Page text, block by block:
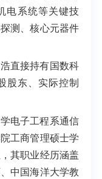
电系统等关键技
测、核心元器件
直接持有国数科
股东、实际控制
电子工程系通信
工商管理硕士学
其职业经历涵盖
中国海洋大学教